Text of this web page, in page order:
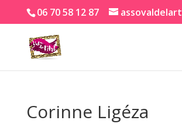
06 70 58 12 87
Corinne Ligéza